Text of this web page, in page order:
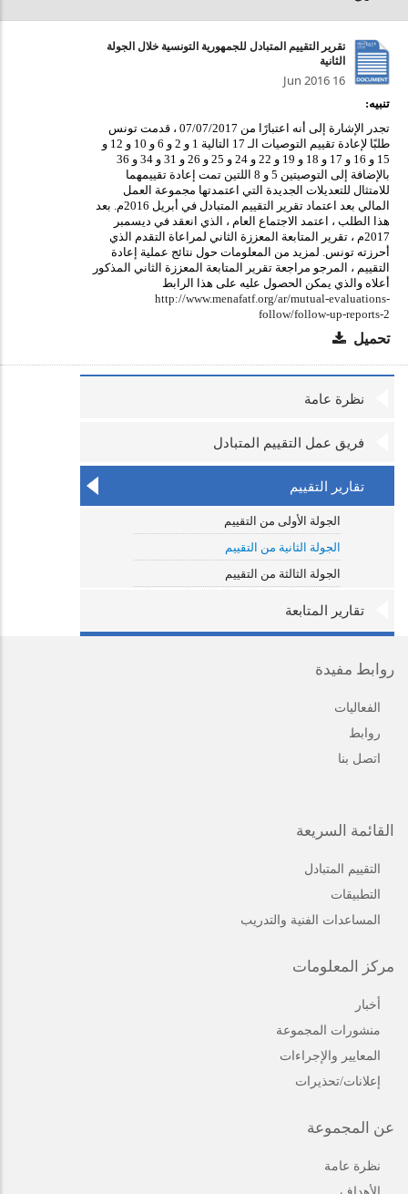
تقرير التقييم المتبادل للجمهورية التونسية خلال الجولة
الثانية
16 Jun 2016
تنبيه:
تجدر الإشارة إلى أنه اعتبارًا من 07/07/2017 ، قدمت تونس
طلبًا لإعادة تقييم التوصيات الـ 17 التالية 1 و 2 و 6 و 10 و 12 و
15 و 16 و 17 و 18 و 19 و 22 و 24 و 25 و 26 و 31 و 34 و 36
بالإضافة إلى التوصيتين 5 و 8 اللتين تمت إعادة تقييمهما
للامتثال للتعديلات الجديدة التي اعتمدتها مجموعة العمل
المالي بعد اعتماد تقرير التقييم المتبادل في أبريل 2016م. بعد
هذا الطلب ، اعتمد الاجتماع العام ، الذي انعقد في ديسمبر
2017م ، تقرير المتابعة المعززة الثاني لمراعاة التقدم الذي
أحرزته تونس. لمزيد من المعلومات حول نتائج عملية إعادة
التقييم ، المرجو مراجعة تقرير المتابعة المعززة الثاني المذكور
أعلاه والذي يمكن الحصول عليه على هذا الرابط
http://www.menafatf.org/ar/mutual-evaluations-
follow/follow-up-reports-2
تحميل
نظرة عامة
فريق عمل التقييم المتبادل
تقارير التقييم
الجولة الأولى من التقييم
الجولة الثانية من التقييم
الجولة الثالثة من التقييم
تقارير المتابعة
روابط مفيدة
الفعاليات
روابط
اتصل بنا
القائمة السريعة
التقييم المتبادل
التطبيقات
المساعدات الفنية والتدريب
مركز المعلومات
أخبار
منشورات المجموعة
المعايير والإجراءات
إعلانات/تحذيرات
عن المجموعة
نظرة عامة